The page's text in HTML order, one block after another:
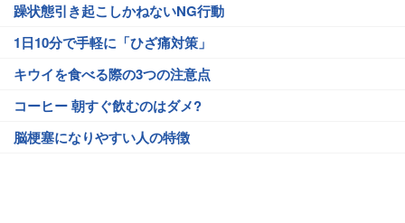
躁状態引き起こしかねないNG行動
1日10分で手軽に「ひざ痛対策」
キウイを食べる際の3つの注意点
コーヒー 朝すぐ飲むのはダメ?
脳梗塞になりやすい人の特徴